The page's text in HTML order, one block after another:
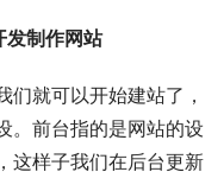
发制作网站
们就可以开始建站了，
。前台指的是网站的设
这样子我们在后台更新